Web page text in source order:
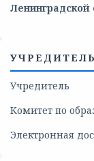
Ленинградской
УЧРЕДИТЕЛЬ
Учредитель
Комитет по
Электронная